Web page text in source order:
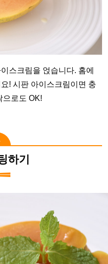
스크림을 얹습니다. 홈에
! 시판 아이스크림이면 충
으로도 OK!
하기